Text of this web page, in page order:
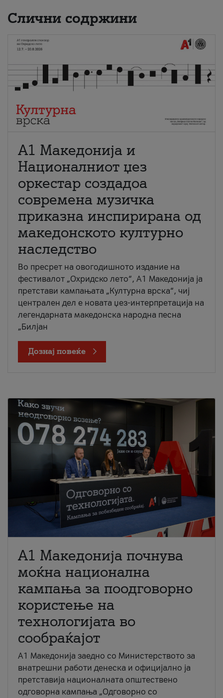
Слични содржини
А1 Македонија и
Националниот џез
оркестар создадоа
современа музичка
приказна инспирирана од
македонското културно
наследство
Во пресрет на овогодишното издание на
фестивалот „Охридско лето“, А1 Македонија ја
претстави кампањата „Културна врска“, чиј
централен дел е новата џез-интерпретација на
легендарната македонска народна песна
„Билјан
Дознај повеќе
A1 Македонија почнува
моќна национална
кампања за поодговорно
користење на
технологијата во
сообраќајот
A1 Македонија заедно со Министерството за
внатрешни работи денеска и официјално ја
претставија националната општествено
одговорна кампања „Одговорно со